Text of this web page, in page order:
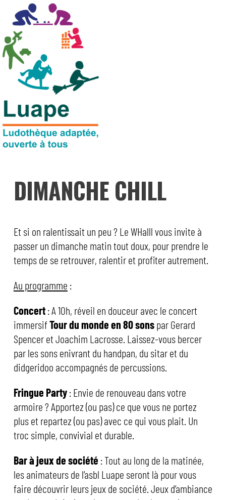
DIMANCHE CHILL
Et si on ralentissait un peu ? Le WHalll vous invite à
passer un dimanche matin tout doux, pour prendre le
temps de se retrouver, ralentir et profiter autrement.
Au programme :
Concert: A 10h, réveil en douceur avec le concert
immersifTour du monde en 80 sonspar Gerard
Spencer et Joachim Lacrosse. Laissez-vous bercer
par les sons enivrant du handpan, du sitar et du
didgeridoo accompagnés de percussions.
Fringue Party: Envie de renouveau dans votre
armoire ? Apportez (ou pas) ce que vous ne portez
plus et repartez (ou pas) avec ce qui vous plait. Un
troc simple, convivial et durable.
Bar à jeux de société : Tout au long de la matinée,
les animateurs de l’asbl Luape seront là pour vous
faire découvrir leurs jeux de société. Jeux d’ambiance